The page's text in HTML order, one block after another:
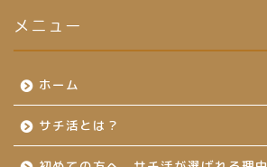
メニュー
ホーム
サチ活とは？